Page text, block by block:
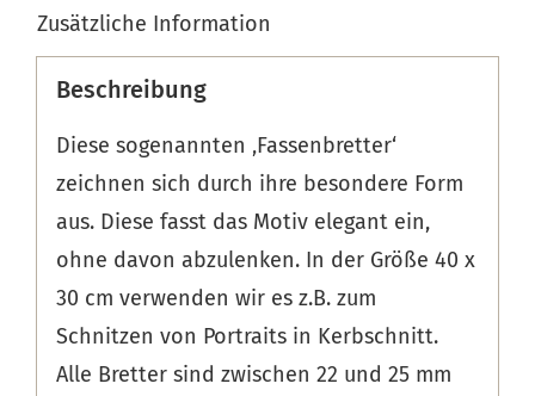
Zusätzliche Information
Beschreibung
Diese sogenannten ‚Fassenbretter‘
zeichnen sich durch ihre besondere Form
aus. Diese fasst das Motiv elegant ein,
ohne davon abzulenken. In der Größe 40 x
30 cm verwenden wir es z.B. zum
Schnitzen von Portraits in Kerbschnitt.
Alle Bretter sind zwischen 22 und 25 mm